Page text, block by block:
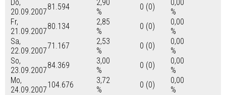
Do,
20.09.2007
81.594
2,90
%
0 (0)
0,00
%
Fr,
21.09.2007
80.134
2,85
%
0 (0)
0,00
%
Sa,
22.09.2007
71.167
2,53
%
0 (0)
0,00
%
So,
23.09.2007
84.369
3,00
%
0 (0)
0,00
%
Mo,
24.09.2007
104.676
3,72
%
0 (0)
0,00
%